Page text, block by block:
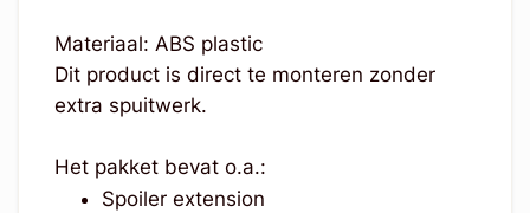
Materiaal: ABS plastic
Dit product is direct te monteren zonder
extra spuitwerk.
Het pakket bevat o.a.:
Spoiler extension